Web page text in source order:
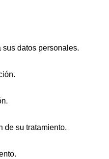
datos personales.
de su tratamiento.